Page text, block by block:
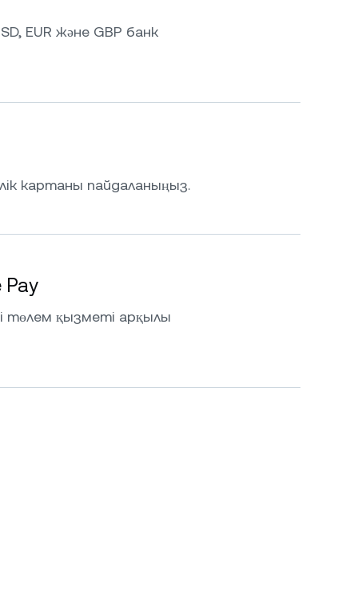
EUR және GBP банк
картаны пайдаланыңыз.
Pay
төлем қызметі арқылы